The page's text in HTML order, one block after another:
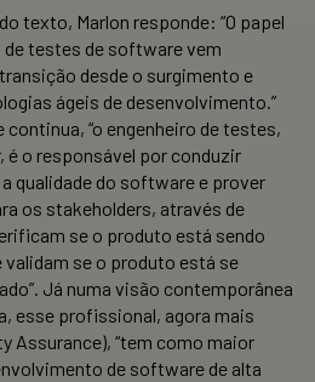
texto, Marlon responde: “O papel
de testes de software vem
desde o surgimento e
ágeis de desenvolvimento.”
“o engenheiro de testes,
o responsável por conduzir
qualidade do software e prover
os stakeholders, através de
se o produto está sendo
se o produto está se
Já numa visão contemporânea
esse profissional, agora mais
Assurance), “tem como maior
de software de alta